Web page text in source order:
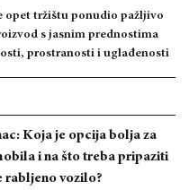
opet tržištu ponudio pažljivo
s jasnim prednostima
prostranosti i uglađenosti
Koja je opcija bolja za
i na što treba pripaziti
rabljeno vozilo?